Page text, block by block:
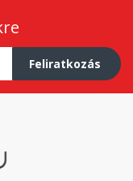
Feliratkozás